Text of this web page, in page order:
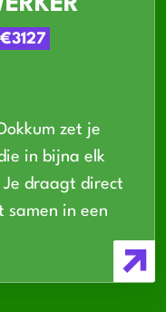
zet je
in bijna elk
draagt direct
samen in een